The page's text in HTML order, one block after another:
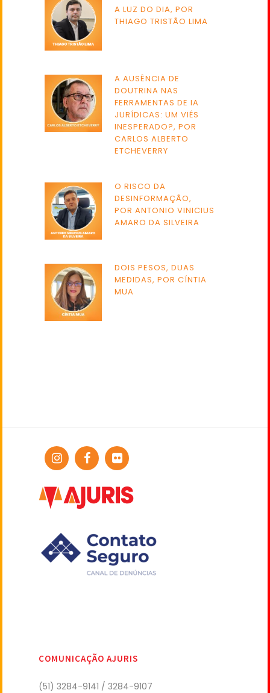
A LUZ DO DIA, POR
THIAGO TRISTÃO LIMA
A AUSÊNCIA DE
DOUTRINA NAS
FERRAMENTAS DE IA
JURÍDICAS: UM VIÉS
INESPERADO?, POR
CARLOS ALBERTO
ETCHEVERRY
O RISCO DA
DESINFORMAÇÃO,
POR ANTONIO VINICIUS
AMARO DA SILVEIRA
DOIS PESOS, DUAS
MEDIDAS, POR CÍNTIA
MUA
COMUNICAÇÃO AJURIS
(51) 3284-9141 / 3284-9107